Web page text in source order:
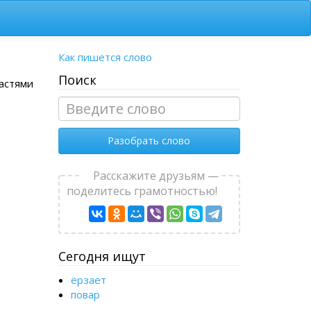
Как пишется слово
Поиск
Разобрать слово
Расскажите друзьям —
поделитесь грамотностью!
Сегодня ищут
ёрзает
повар